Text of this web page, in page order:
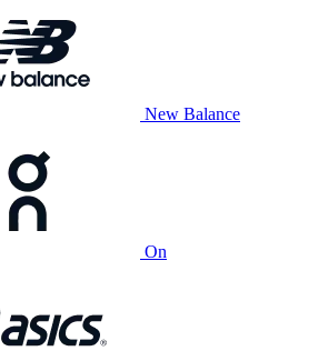
New Balance
On